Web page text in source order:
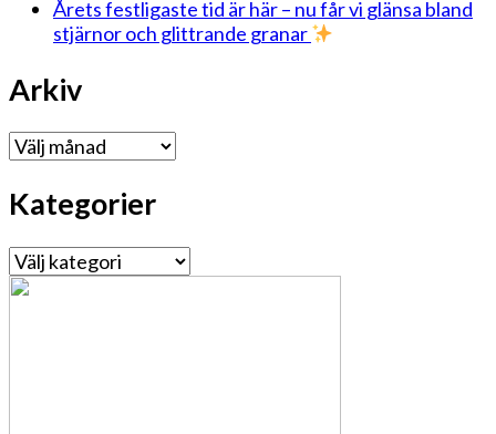
Årets festligaste tid är här – nu får vi glänsa bland
stjärnor och glittrande granar
Arkiv
Arkiv
Kategorier
Kategorier